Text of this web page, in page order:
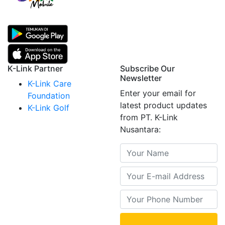
K-Link Partner
K-Link Care
Foundation
K-Link Golf
Subscribe Our
Newsletter
Enter your email for
latest product updates
from PT. K-Link
Nusantara: